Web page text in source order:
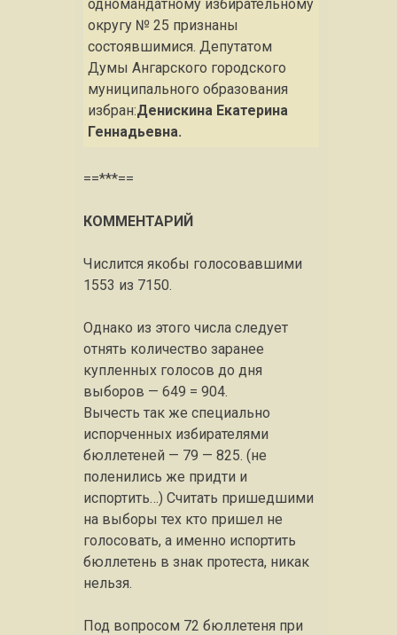
одномандатному избирательному
округу № 25 признаны
состоявшимися. Депутатом
Думы Ангарского городского
муниципального образования
избран:Денискина Екатерина
Геннадьевна.
==***==
КОММЕНТАРИЙ
Числится якобы голосовавшими
1553 из 7150.
Однако из этого числа следует
отнять количество заранее
купленных голосов до дня
выборов — 649 = 904.
Вычесть так же специально
испорченных избирателями
бюллетеней — 79 — 825. (не
поленились же придти и
испортить…) Считать пришедшими
на выборы тех кто пришел не
голосовать, а именно испортить
бюллетень в знак протеста, никак
нельзя.
Под вопросом 72 бюллетеня при